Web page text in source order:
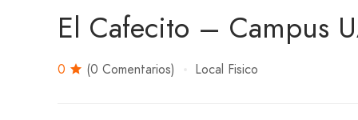
El Cafecito – Campus
0 (0 Comentarios) Local Fisico